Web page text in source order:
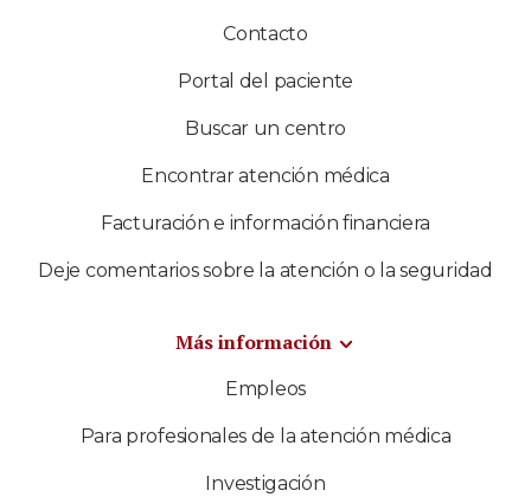
Contacto
Portal del paciente
Buscar un centro
Encontrar atención médica
Facturación e información financiera
Deje comentarios sobre la atención o la seguridad
Más información
Empleos
Para profesionales de la atención médica
Investigación